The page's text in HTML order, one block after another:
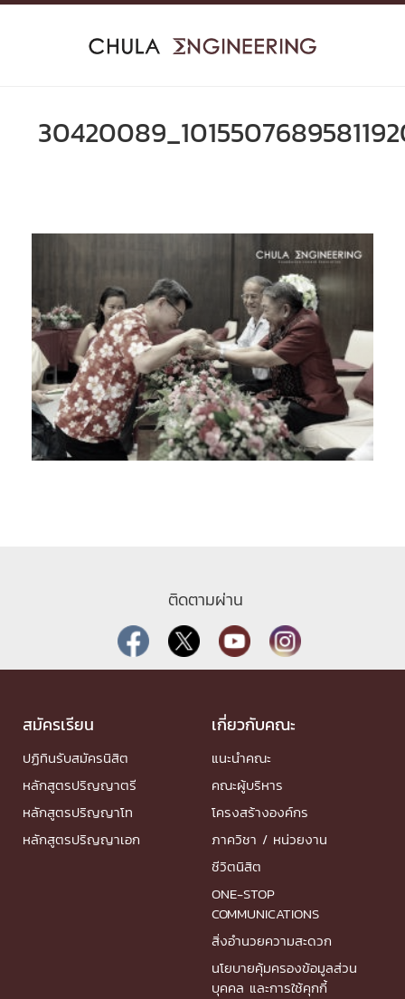
Skip
ติดตามผ่าน
สมัครเรียน
ปฏิทินรับสมัครนิสิต
หลักสูตรปริญญาตรี
หลักสูตรปริญญาโท
หลักสูตรปริญญาเอก
เกี่ยวกับคณะ
แนะนำคณะ
คณะผู้บริหาร
โครงสร้างองค์กร
ภาควิชา / หน่วยงาน
ชีวิตนิสิต
ONE-STOP
COMMUNICATIONS
สิ่งอำนวยความสะดวก
นโยบายคุ้มครองข้อมูลส่วน
บุคคล และการใช้คุกกี้